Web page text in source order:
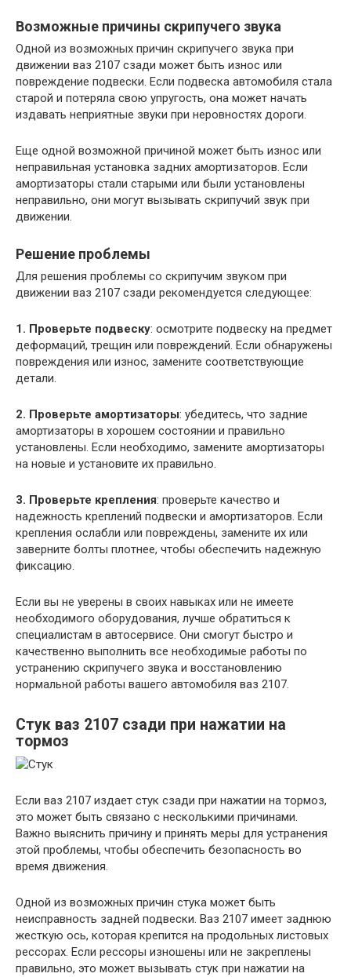
Возможные причины скрипучего звука
Одной из возможных причин скрипучего звука при
движении ваз 2107 сзади может быть износ или
повреждение подвески. Если подвеска автомобиля стала
старой и потеряла свою упругость, она может начать
издавать неприятные звуки при неровностях дороги.
Еще одной возможной причиной может быть износ или
неправильная установка задних амортизаторов. Если
амортизаторы стали старыми или были установлены
неправильно, они могут вызывать скрипучий звук при
движении.
Решение проблемы
Для решения проблемы со скрипучим звуком при
движении ваз 2107 сзади рекомендуется следующее:
1. Проверьте подвеску: осмотрите подвеску на предмет
деформаций, трещин или повреждений. Если обнаружены
повреждения или износ, замените соответствующие
детали.
2. Проверьте амортизаторы: убедитесь, что задние
амортизаторы в хорошем состоянии и правильно
установлены. Если необходимо, замените амортизаторы
на новые и установите их правильно.
3. Проверьте крепления: проверьте качество и
надежность креплений подвески и амортизаторов. Если
крепления ослабли или повреждены, замените их или
заверните болты плотнее, чтобы обеспечить надежную
фиксацию.
Если вы не уверены в своих навыках или не имеете
необходимого оборудования, лучше обратиться к
специалистам в автосервисе. Они смогут быстро и
качественно выполнить все необходимые работы по
устранению скрипучего звука и восстановлению
нормальной работы вашего автомобиля ваз 2107.
Стук ваз 2107 сзади при нажатии на
тормоз
Если ваз 2107 издает стук сзади при нажатии на тормоз,
это может быть связано с несколькими причинами.
Важно выяснить причину и принять меры для устранения
этой проблемы, чтобы обеспечить безопасность во
время движения.
Одной из возможных причин стука может быть
неисправность задней подвески. Ваз 2107 имеет заднюю
жесткую ось, которая крепится на продольных листовых
рессорах. Если рессоры изношены или не закреплены
правильно, это может вызывать стук при нажатии на